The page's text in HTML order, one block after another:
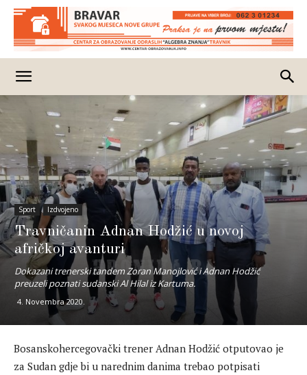
Sport Izdvojeno
Travničanin Adnan Hodžić u novoj
afričkoj avanturi
Dokazani trenerski tandem Zoran Manojlović i Adnan Hodžić
preuzeli poznati sudanski Al Hilal iz Kartuma.
4. Novembra 2020.
Bosanskohercegovački trener Adnan Hodžić otputovao je
za Sudan gdje bi u narednim danima trebao potpisati